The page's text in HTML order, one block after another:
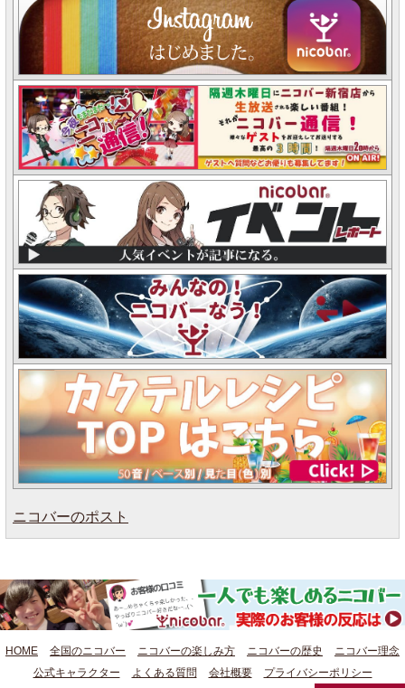
ニコバーのポスト
HOME 全国のニコバー ニコバーの楽しみ方 ニコバーの歴史
ニコバー理念
公式キャラクター
よくある質問 会社概要 プライバシーポリシー